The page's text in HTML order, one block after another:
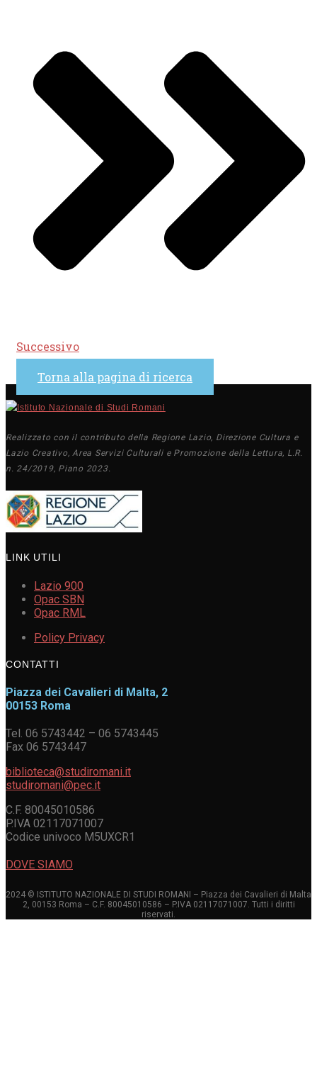
Successivo
Torna alla pagina di ricerca
Realizzato con il contributo della Regione Lazio, Direzione Cultura e
Lazio Creativo, Area Servizi Culturali e Promozione della Lettura, L.R.
n. 24/2019, Piano 2023.
LINK UTILI
Lazio 900
Opac SBN
Opac RML
Policy Privacy
CONTATTI
Piazza dei Cavalieri di Malta, 2
00153 Roma
Tel. 06 5743442 – 06 5743445
Fax 06 5743447
biblioteca@studiromani.it
studiromani@pec.it
C.F. 80045010586
P.IVA 02117071007
Codice univoco M5UXCR1
DOVE SIAMO
2024 © ISTITUTO NAZIONALE DI STUDI ROMANI – Piazza dei Cavalieri di Malta
2, 00153 Roma – C.F. 80045010586 – P.IVA 02117071007. Tutti i diritti
riservati.